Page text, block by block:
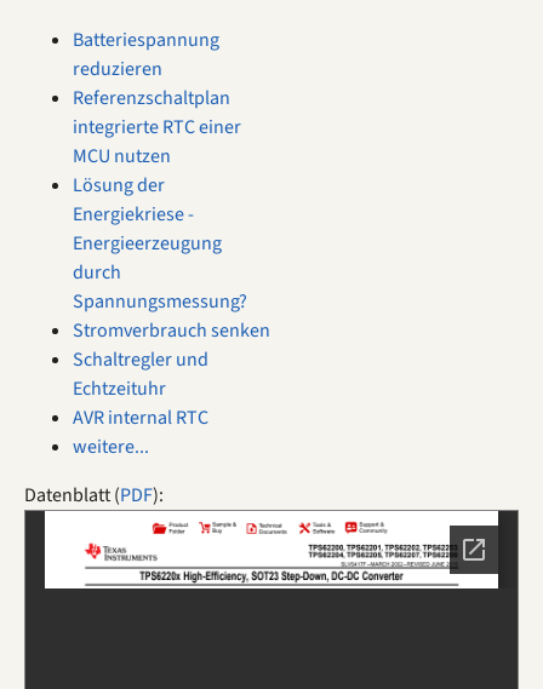
Batteriespannung
reduzieren
Referenzschaltplan
integrierte RTC einer
MCU nutzen
Lösung der
Energiekriese -
Energieerzeugung
durch
Spannungsmessung?
Stromverbrauch senken
Schaltregler und
Echtzeituhr
AVR internal RTC
weitere...
Datenblatt (PDF):